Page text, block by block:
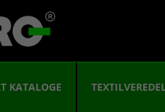
KATALOGE